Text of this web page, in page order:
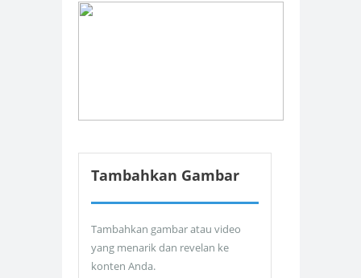
Tambahkan Gambar
Tambahkan gambar atau video
yang menarik dan revelan ke
konten Anda.